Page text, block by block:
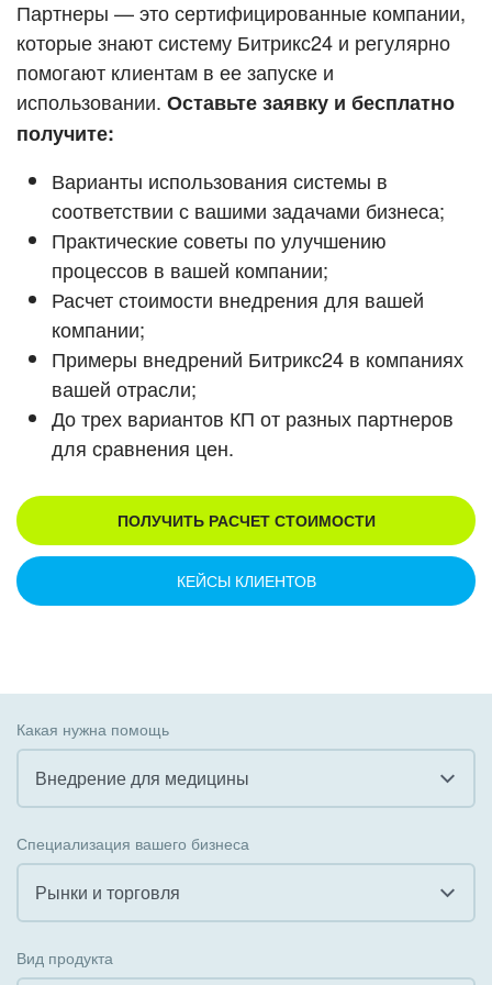
ВХОД
ВХОД
Смотреть видеокейсы
Партнеры — это сертифицированные компании,
которые знают систему Битрикс24 и регулярно
помогают клиентам в ее запуске и
использовании. Оставьте заявку и бесплатно
получите:
Варианты использования системы в
соответствии с вашими задачами бизнеса;
Практические советы по улучшению
процессов в вашей компании;
Расчет стоимости внедрения для вашей
компании;
Примеры внедрений Битрикс24 в компаниях
вашей отрасли;
До трех вариантов КП от разных партнеров
для сравнения цен.
ПОЛУЧИТЬ РАСЧЕТ СТОИМОСТИ
КЕЙСЫ КЛИЕНТОВ
Какая нужна помощь
Внедрение для медицины
Внедрение КЭДО
Интеграция с 1С
Специализация вашего бизнеса
Рынки и торговля
Вид продукта